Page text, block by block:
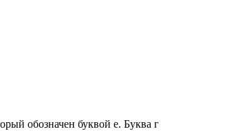
обозначен буквой е. Буква г